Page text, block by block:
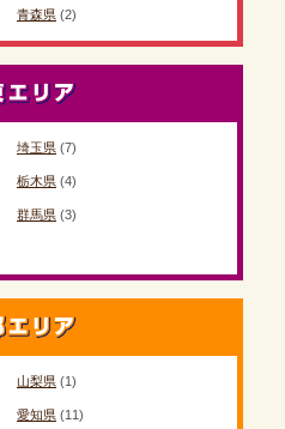
青森県(2)
埼玉県(7)
栃木県(4)
群馬県(3)
山梨県(1)
愛知県(11)